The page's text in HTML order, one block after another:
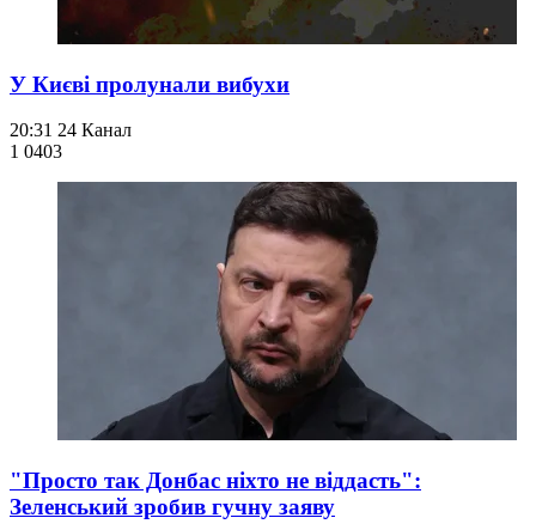
У Києві пролунали вибухи
20:31 24 Канал
1 0403
"Просто так Донбас ніхто не віддасть":
Зеленський зробив гучну заяву